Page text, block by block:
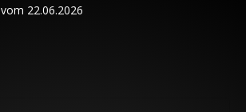
22.06.2026